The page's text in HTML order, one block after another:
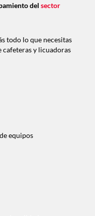
del sector
todo lo que necesitas
cafeteras y licuadoras
equipos